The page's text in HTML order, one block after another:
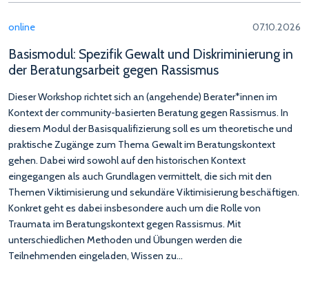
online 07.10.2026
Basismodul: Spezifik Gewalt und Diskriminierung in
der Beratungsarbeit gegen Rassismus
Dieser Workshop richtet sich an (angehende) Berater*innen im
Kontext der community-basierten Beratung gegen Rassismus. In
diesem Modul der Basisqualifizierung soll es um theoretische und
praktische Zugänge zum Thema Gewalt im Beratungskontext
gehen. Dabei wird sowohl auf den historischen Kontext
eingegangen als auch Grundlagen vermittelt, die sich mit den
Themen Viktimisierung und sekundäre Viktimisierung beschäftigen.
Konkret geht es dabei insbesondere auch um die Rolle von
Traumata im Beratungskontext gegen Rassismus. Mit
unterschiedlichen Methoden und Übungen werden die
Teilnehmenden eingeladen, Wissen zu…